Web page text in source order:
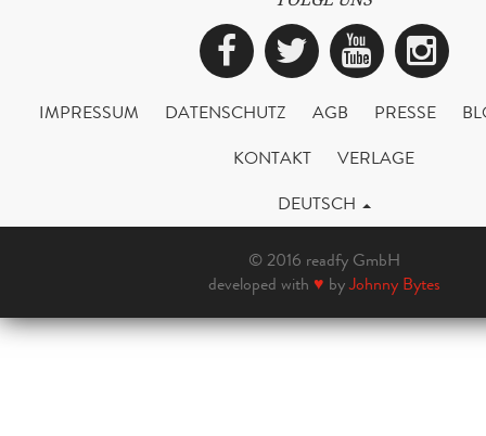
Facebook
Twitter
IMPRESSUM DATENSCHUTZ AGB PRESSE
KONTAKT
VERLAGE
DEUTSCH
© 2016 readfy GmbH
developed with ♥ byJohnny Bytes